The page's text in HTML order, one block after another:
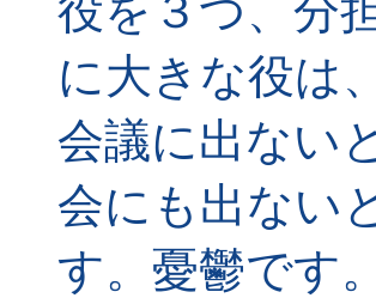
役を３つ、分
に大きな役は
会議に出ない
会にも出ない
す。憂鬱です。